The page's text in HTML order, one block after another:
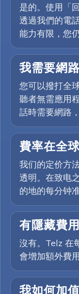
是的。使用「
透過我們的電
能力有限，您
我需要網
您可以撥打全
聽者無需應用
話時需要網路
費率在全
我们的定价方
透明。在致电
的地的每分钟
有隱藏費
沒有。Telz 在
會增加額外費用